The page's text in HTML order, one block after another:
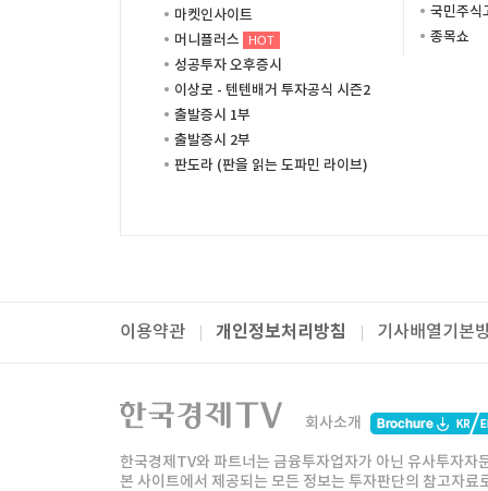
마켓인사이트
머니플러스
HOT
성공투자 오후증시
이상로 - 텐텐배거 투자공식 시즌2
출발증시 1부
출발증시 2부
판도라 (판을 읽는 도파민 라이브)
국민주식
종목쇼
이용약관 개인정보처리방침 기사배열기본
패밀리사이트
한국경제TV
한경미디어그룹 한국경제신문 한국경제
회사소개
한국경제TV와 파트너는 금융투자업자가 아닌 유사투자
본 사이트에서 제공되는 모든 정보는 투자판단의 참고자